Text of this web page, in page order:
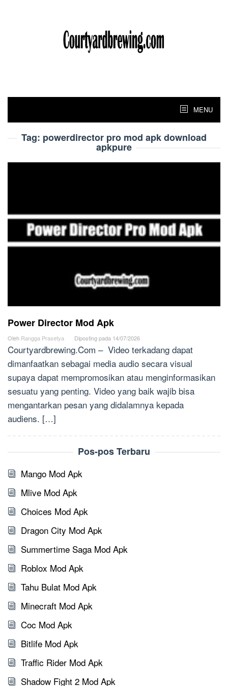
MENU
Tag: powerdirector pro mod apk download
apkpure
Power Director Mod Apk
Oleh Rangga Prasetya Diposting pada 14/07/2026
Courtyardbrewing.Com – Video terkadang dapat
dimanfaatkan sebagai media audio secara visual
supaya dapat mempromosikan atau menginformasikan
sesuatu yang penting. Video yang baik wajib bisa
mengantarkan pesan yang didalamnya kepada
audiens. […]
Pos-pos Terbaru
Mango Mod Apk
Mlive Mod Apk
Choices Mod Apk
Dragon City Mod Apk
Summertime Saga Mod Apk
Roblox Mod Apk
Tahu Bulat Mod Apk
Minecraft Mod Apk
Coc Mod Apk
Bitlife Mod Apk
Traffic Rider Mod Apk
Shadow Fight 2 Mod Apk